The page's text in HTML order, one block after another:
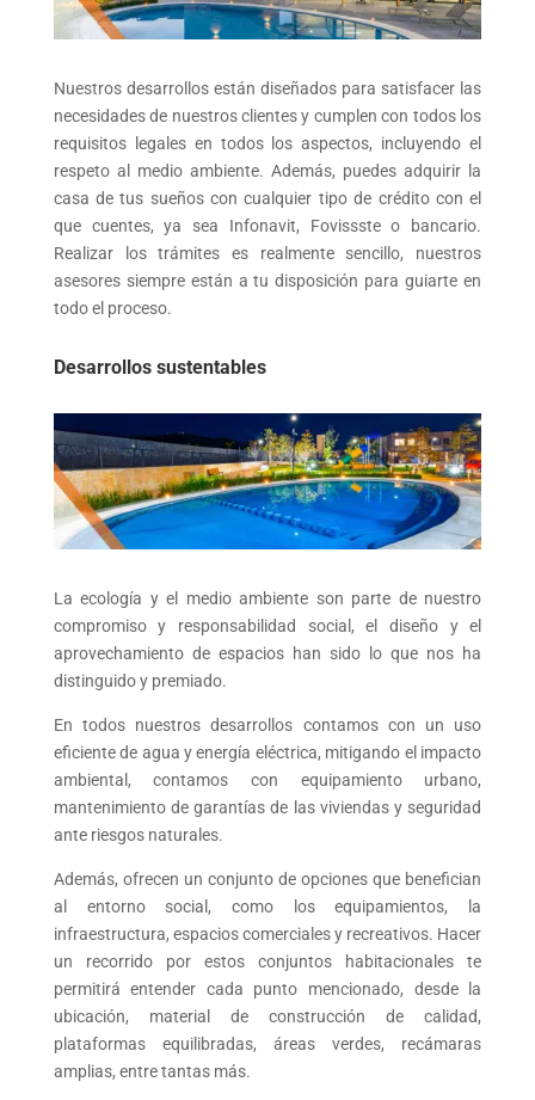
Nuestros desarrollos están diseñados para satisfacer las
necesidades de nuestros clientes y cumplen con todos los
requisitos legales en todos los aspectos, incluyendo el
respeto al medio ambiente. Además, puedes adquirir la
casa de tus sueños con cualquier tipo de crédito con el
que cuentes, ya sea Infonavit, Fovissste o bancario.
Realizar los trámites es realmente sencillo, nuestros
asesores siempre están a tu disposición para guiarte en
todo el proceso.
Desarrollos sustentables
La ecología y el medio ambiente son parte de nuestro
compromiso y responsabilidad social, el diseño y el
aprovechamiento de espacios han sido lo que nos ha
distinguido y premiado.
En todos nuestros desarrollos contamos con un uso
eficiente de agua y energía eléctrica, mitigando el impacto
ambiental, contamos con equipamiento urbano,
mantenimiento de garantías de las viviendas y seguridad
ante riesgos naturales.
Además, ofrecen un conjunto de opciones que benefician
al entorno social, como los equipamientos, la
infraestructura, espacios comerciales y recreativos. Hacer
un recorrido por estos conjuntos habitacionales te
permitirá entender cada punto mencionado, desde la
ubicación, material de construcción de calidad,
plataformas equilibradas, áreas verdes, recámaras
amplias, entre tantas más.